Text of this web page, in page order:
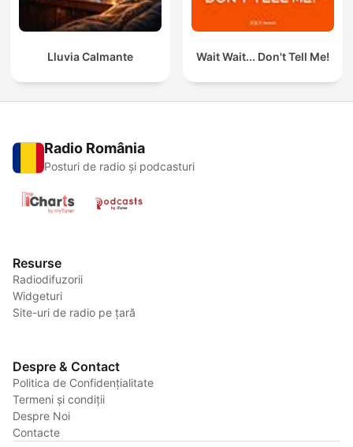
Lluvia Calmante Wait Wait... Don't Tell Me!
Radio România
Posturi de radio și podcasturi
Resurse
Radiodifuzorii
Widgeturi
Site-uri de radio pe țară
Despre & Contact
Politica de Confidențialitate
Termeni și condiții
Despre Noi
Contacte